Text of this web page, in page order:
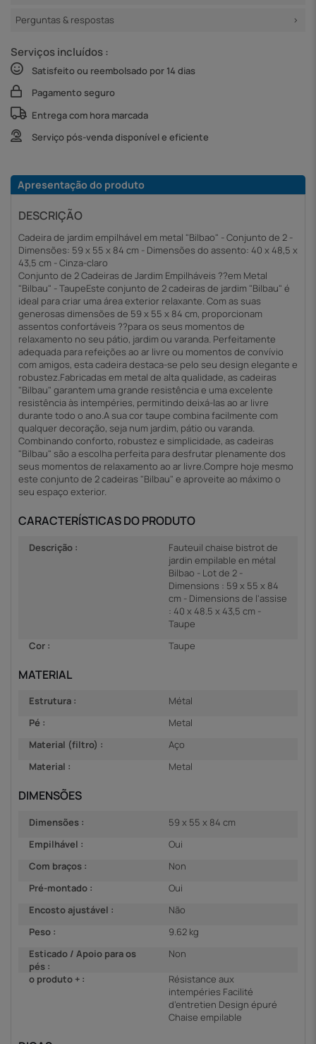
Perguntas & respostas
Serviços incluídos :
Satisfeito ou reembolsado por 14 dias
Pagamento seguro
Entrega com hora marcada
Serviço pós-venda disponível e eficiente
Apresentação do produto
DESCRIÇÃO
Cadeira de jardim empilhável em metal "Bilbao" - Conjunto de 2 -
Dimensões: 59 x 55 x 84 cm - Dimensões do assento: 40 x 48,5 x
43,5 cm - Cinza-claro
Conjunto de 2 Cadeiras de Jardim Empilháveis ??em Metal
"Bilbau" - TaupeEste conjunto de 2 cadeiras de jardim "Bilbau" é
ideal para criar uma área exterior relaxante. Com as suas
generosas dimensões de 59 x 55 x 84 cm, proporcionam
assentos confortáveis ??para os seus momentos de
relaxamento no seu pátio, jardim ou varanda. Perfeitamente
adequada para refeições ao ar livre ou momentos de convívio
com amigos, esta cadeira destaca-se pelo seu design elegante e
robustez.Fabricadas em metal de alta qualidade, as cadeiras
"Bilbau" garantem uma grande resistência e uma excelente
resistência às intempéries, permitindo deixá-las ao ar livre
durante todo o ano.A sua cor taupe combina facilmente com
qualquer decoração, seja num jardim, pátio ou varanda.
Combinando conforto, robustez e simplicidade, as cadeiras
"Bilbau" são a escolha perfeita para desfrutar plenamente dos
seus momentos de relaxamento ao ar livre.Compre hoje mesmo
este conjunto de 2 cadeiras "Bilbau" e aproveite ao máximo o
seu espaço exterior.
CARACTERÍSTICAS DO PRODUTO
Descrição :
Fauteuil chaise bistrot de
jardin empilable en métal
Bilbao - Lot de 2 -
Dimensions : 59 x 55 x 84
cm - Dimensions de l'assise
: 40 x 48.5 x 43,5 cm -
Taupe
Cor :
Taupe
MATERIAL
Estrutura :
Métal
Pé :
Metal
Material (filtro) :
Aço
Material :
Metal
DIMENSÕES
Dimensões :
59 x 55 x 84 cm
Empilhável :
Oui
Com braços :
Non
Pré-montado :
Oui
Encosto ajustável :
Não
Peso :
9.62 kg
Esticado / Apoio para os
pés :
Non
o produto + :
Résistance aux
intempéries Facilité
d’entretien Design épuré
Chaise empilable